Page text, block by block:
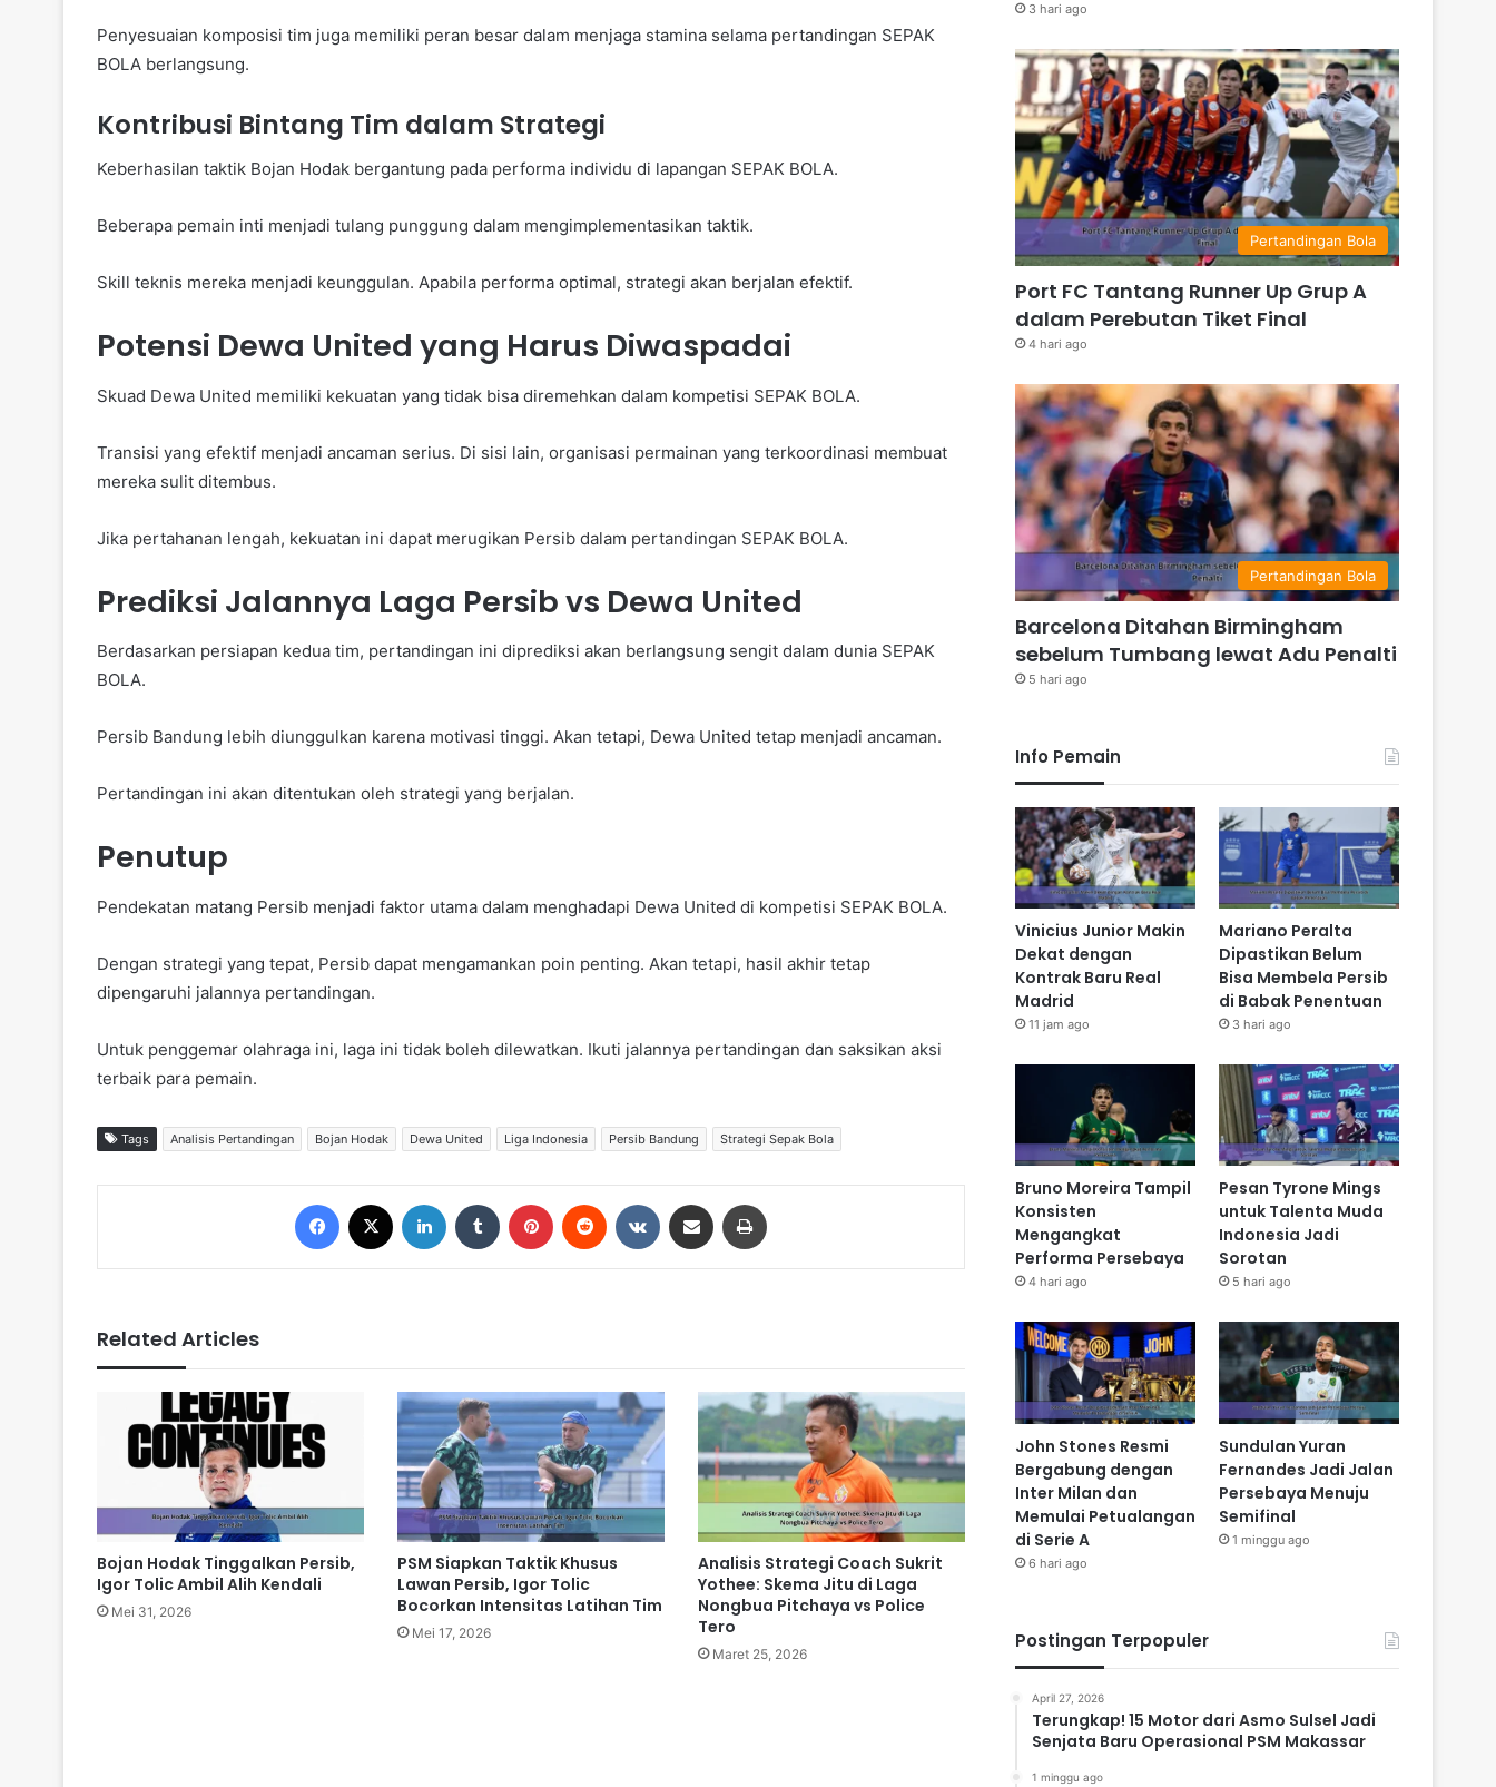
Penyesuaian komposisi tim juga memiliki peran besar dalam menjaga stamina selama pertandingan SEPAK
BOLA berlangsung.
Kontribusi Bintang Tim dalam Strategi
Keberhasilan taktik Bojan Hodak bergantung pada performa individu di lapangan SEPAK BOLA.
Beberapa pemain inti menjadi tulang punggung dalam mengimplementasikan taktik.
Skill teknis mereka menjadi keunggulan. Apabila performa optimal, strategi akan berjalan efektif.
Potensi Dewa United yang Harus Diwaspadai
Skuad Dewa United memiliki kekuatan yang tidak bisa diremehkan dalam kompetisi SEPAK BOLA.
Transisi yang efektif menjadi ancaman serius. Di sisi lain, organisasi permainan yang terkoordinasi membuat
mereka sulit ditembus.
Jika pertahanan lengah, kekuatan ini dapat merugikan Persib dalam pertandingan SEPAK BOLA.
Prediksi Jalannya Laga Persib vs Dewa United
Berdasarkan persiapan kedua tim, pertandingan ini diprediksi akan berlangsung sengit dalam dunia SEPAK
BOLA.
Persib Bandung lebih diunggulkan karena motivasi tinggi. Akan tetapi, Dewa United tetap menjadi ancaman.
Pertandingan ini akan ditentukan oleh strategi yang berjalan.
Penutup
Pendekatan matang Persib menjadi faktor utama dalam menghadapi Dewa United di kompetisi SEPAK BOLA.
Dengan strategi yang tepat, Persib dapat mengamankan poin penting. Akan tetapi, hasil akhir tetap
dipengaruhi jalannya pertandingan.
Untuk penggemar olahraga ini, laga ini tidak boleh dilewatkan. Ikuti jalannya pertandingan dan saksikan aksi
terbaik para pemain.
Tags Analisis Pertandingan Bojan Hodak Dewa United Liga Indonesia Persib Bandung Strategi Sepak Bola
Related Articles
Bojan Hodak Tinggalkan Persib,
Igor Tolic Ambil Alih Kendali
Mei 31, 2026
PSM Siapkan Taktik Khusus
Lawan Persib, Igor Tolic
Bocorkan Intensitas Latihan Tim
Mei 17, 2026
Analisis Strategi Coach Sukrit
Yothee: Skema Jitu di Laga
Nongbua Pitchaya vs Police
Tero
Maret 25, 2026
3 hari ago
Pertandingan Bola
Port FC Tantang Runner Up Grup A
dalam Perebutan Tiket Final
4 hari ago
Pertandingan Bola
Barcelona Ditahan Birmingham
sebelum Tumbang lewat Adu Penalti
5 hari ago
Info Pemain
Vinicius Junior Makin
Dekat dengan
Kontrak Baru Real
Madrid
11 jam ago
Mariano Peralta
Dipastikan Belum
Bisa Membela Persib
di Babak Penentuan
3 hari ago
Bruno Moreira Tampil
Konsisten
Mengangkat
Performa Persebaya
4 hari ago
Pesan Tyrone Mings
untuk Talenta Muda
Indonesia Jadi
Sorotan
5 hari ago
John Stones Resmi
Bergabung dengan
Inter Milan dan
Memulai Petualangan
di Serie A
6 hari ago
Sundulan Yuran
Fernandes Jadi Jalan
Persebaya Menuju
Semifinal
1 minggu ago
Postingan Terpopuler
April 27, 2026
Terungkap! 15 Motor dari Asmo Sulsel Jadi
Senjata Baru Operasional PSM Makassar
1 minggu ago